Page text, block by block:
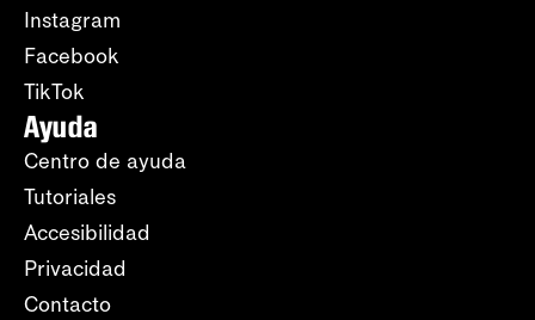
Instagram
Facebook
TikTok
Ayuda
Centro de ayuda
Tutoriales
Accesibilidad
Privacidad
Contacto